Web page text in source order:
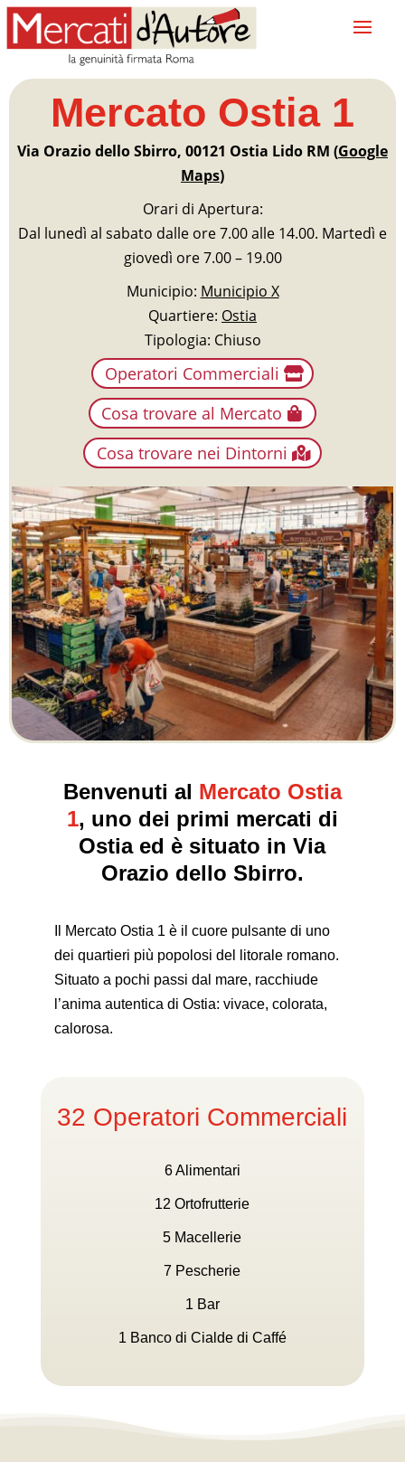
Mercato Ostia 1
Via Orazio dello Sbirro, 00121 Ostia Lido RM (Google
Maps)
Orari di Apertura:
Dal lunedì al sabato dalle ore 7.00 alle 14.00. Martedì e
giovedì ore 7.00 – 19.00
Municipio: Municipio X
Quartiere: Ostia
Tipologia: Chiuso
Operatori Commerciali
Cosa trovare al Mercato
Cosa trovare nei Dintorni
Benvenuti al Mercato Ostia
1, uno dei primi mercati di
Ostia ed è situato in Via
Orazio dello Sbirro.
Il Mercato Ostia 1 è il cuore pulsante di uno
dei quartieri più popolosi del litorale romano.
Situato a pochi passi dal mare, racchiude
l’anima autentica di Ostia: vivace, colorata,
calorosa.
32 Operatori Commerciali
6 Alimentari
12 Ortofrutterie
5 Macellerie
7 Pescherie
1 Bar
1 Banco di Cialde di Caffé